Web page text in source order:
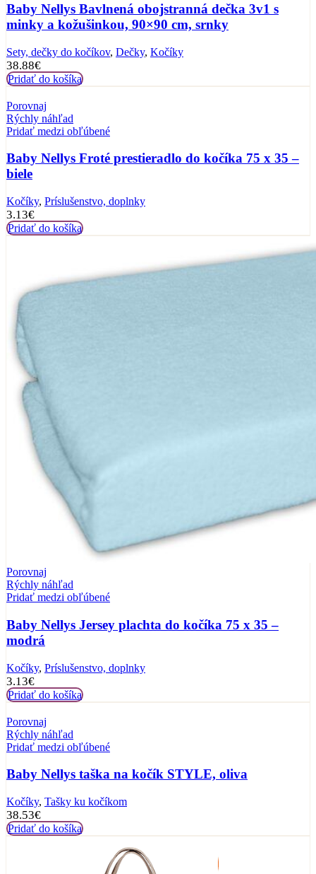
Baby Nellys Bavlnená obojstranná dečka 3v1 s
minky a kožušinkou, 90×90 cm, srnky
Sety, dečky do kočíkov, Dečky, Kočíky
38.88€
Pridať do košíka
Porovnaj
Rýchly náhľad
Pridať medzi obľúbené
Baby Nellys Froté prestieradlo do kočíka 75 x 35 –
biele
Kočíky, Príslušenstvo, doplnky
3.13€
Pridať do košíka
Porovnaj
Rýchly náhľad
Pridať medzi obľúbené
Baby Nellys Jersey plachta do kočíka 75 x 35 –
modrá
Kočíky, Príslušenstvo, doplnky
3.13€
Pridať do košíka
Porovnaj
Rýchly náhľad
Pridať medzi obľúbené
Baby Nellys taška na kočík STYLE, oliva
Kočíky, Tašky ku kočíkom
38.53€
Pridať do košíka